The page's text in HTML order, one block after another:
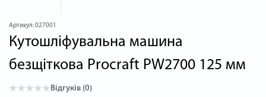
Артикул:027001
Кутошліфувальна машина
безщіткова Procraft PW2700 125 мм
Відгуків (0)